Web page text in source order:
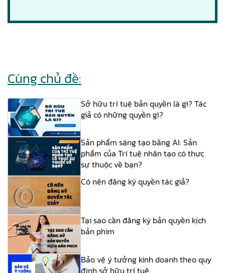
Cùng chủ đề:
Sở hữu trí tuệ bản quyền là gì? Tác
giả có những quyền gì?
Sản phẩm sáng tạo bằng AI: Sản
phẩm của Trí tuệ nhân tạo có thực
sự thuộc về bạn?
Có nên đăng ký quyền tác giả?
Tại sao cần đăng ký bản quyền kịch
bản phim
Bảo vệ ý tưởng kinh doanh theo quy
định sở hữu trí tuệ